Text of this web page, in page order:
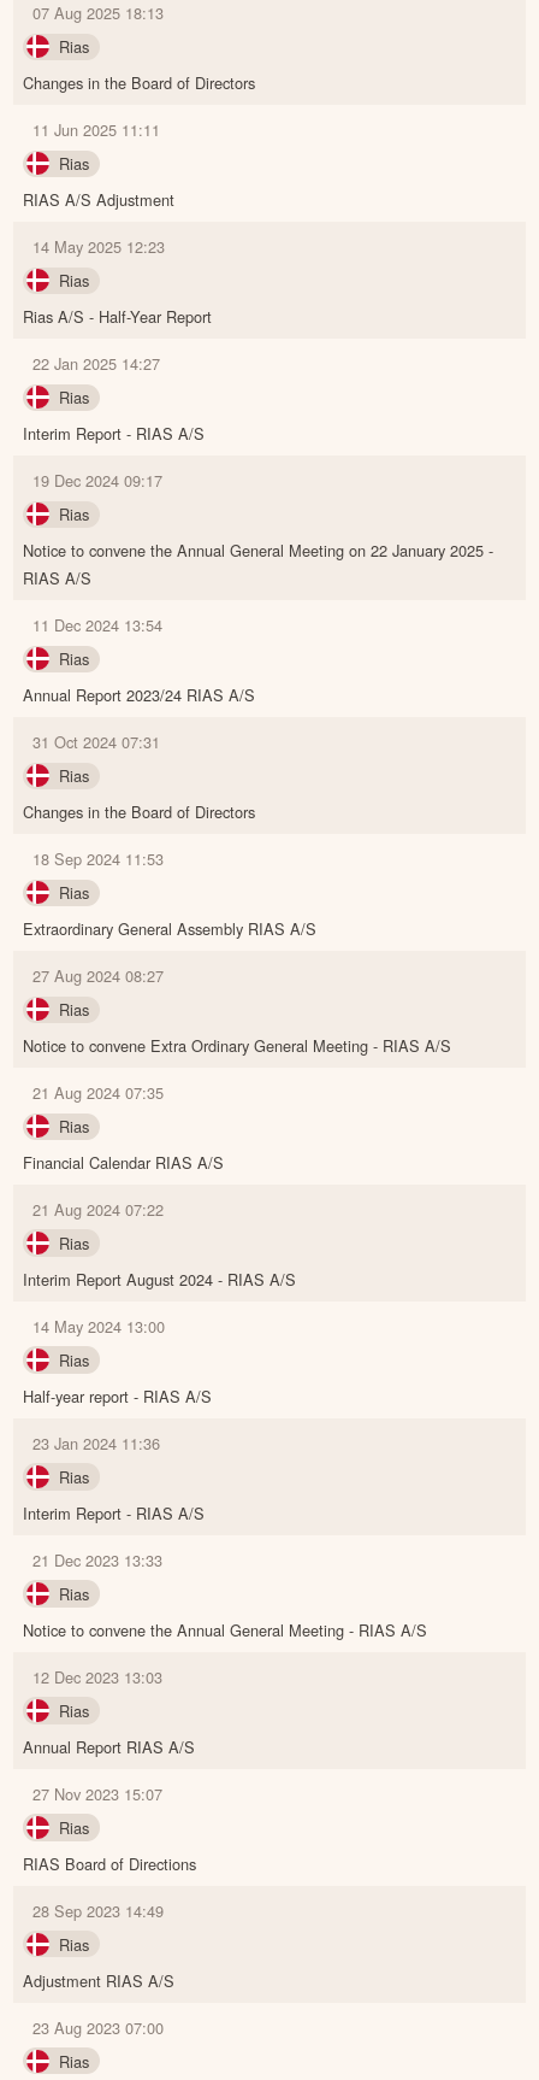
07 Aug 2025 18:13
Rias
Changes in the Board of Directors
11 Jun 2025 11:11
Rias
RIAS A/S Adjustment
14 May 2025 12:23
Rias
Rias A/S - Half-Year Report
22 Jan 2025 14:27
Rias
Interim Report - RIAS A/S
19 Dec 2024 09:17
Rias
Notice to convene the Annual General Meeting on 22 January 2025 -
RIAS A/S
11 Dec 2024 13:54
Rias
Annual Report 2023/24 RIAS A/S
31 Oct 2024 07:31
Rias
Changes in the Board of Directors
18 Sep 2024 11:53
Rias
Extraordinary General Assembly RIAS A/S
27 Aug 2024 08:27
Rias
Notice to convene Extra Ordinary General Meeting - RIAS A/S
21 Aug 2024 07:35
Rias
Financial Calendar RIAS A/S
21 Aug 2024 07:22
Rias
Interim Report August 2024 - RIAS A/S
14 May 2024 13:00
Rias
Half-year report - RIAS A/S
23 Jan 2024 11:36
Rias
Interim Report - RIAS A/S
21 Dec 2023 13:33
Rias
Notice to convene the Annual General Meeting - RIAS A/S
12 Dec 2023 13:03
Rias
Annual Report RIAS A/S
27 Nov 2023 15:07
Rias
RIAS Board of Directions
28 Sep 2023 14:49
Rias
Adjustment RIAS A/S
23 Aug 2023 07:00
Rias